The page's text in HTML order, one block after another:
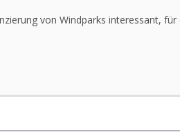
von Windparks interessant, für